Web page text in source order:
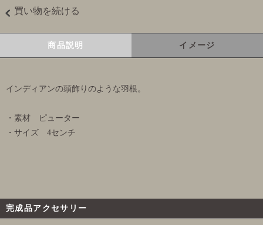
買い物を続ける
商品説明 イメージ
インディアンの頭飾りのような羽根。
・素材 ピューター
・サイズ 4センチ
完成品アクセサリー